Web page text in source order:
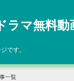
ラマ無料
です。
一覧